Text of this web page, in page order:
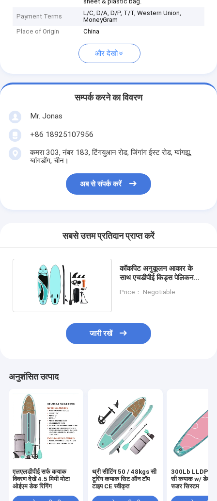
Payment Terms
L/C, D/A, D/P, T/T, Western Union,
MoneyGram
Place of Origin
China
और देखो
सम्पर्क करने का विवरण
Mr. Jonas
+86 18925107956
कमरा 303, नंबर 183, टिंगयुआन रोड, जिंगांग ईस्ट रोड, ग्वांगझू,
ग्वांगडोंग, चीन।
अब से संपर्क करें
सबसे उत्तम प्रतिदान प्राप्त करें
कॉकपिट अनुकूलन आकार के
साथ एचडीपीई किड्स पेलिकन
Price： Negotiable
जारी रखें
अनुशंसित उत्पाद
एलएलडीपीई सर्फ कयाक
विवरण देखें 4.5 मिमी मोटा
ओईएम डेक रिगिंग
थ्री सीटिंग 50 / 48kgs सी
टूरिंग कयाक सिट ऑन टॉप
टाइप CE स्वीकृत
300Lb LLDPE
सी कयाक w/ डेक
रूडर सिस्टम